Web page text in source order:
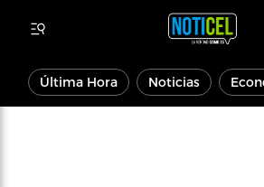
Última Hora Noticias